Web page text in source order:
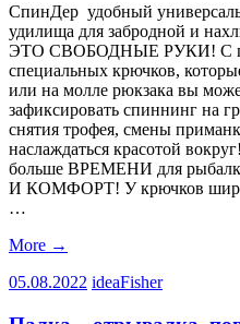
СпинДер удобный
удилища для забродной и
ЭТО СВОБОДНЫЕ РУКИ! С
специальных крючков,
или на молле рюкзака вы
зафиксировать спиннинг на
снятия трофея, смены
наслаждаться красотой
больше ВРЕМЕНИ для
И КОМФОРТ! У крючков
…
More →
05.08.2022 ideaFisher